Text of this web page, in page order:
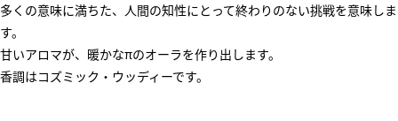
多くの意味に満ちた、人間の知性にとって終わりのない挑戦を意味しま
す。
甘いアロマが、暖かなπのオーラを作り出します。
香調はコズミック・ウッディーです。